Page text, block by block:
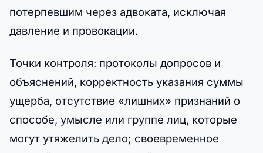
потерпевшим через адвоката, исключая
давление и провокации.
Точки контроля: протоколы допросов и
объяснений, корректность указания суммы
ущерба, отсутствие «лишних» признаний о
способе, умысле или группе лиц, которые
могут утяжелить дело; своевременное